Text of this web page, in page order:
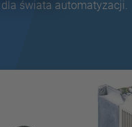
świata automatyzacji.